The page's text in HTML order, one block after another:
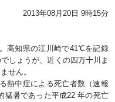
2013年08月20日 9時15分
高知県の江川崎で41℃を記録
しょうが、近くの四万十川ま
せん。
熱中症による死亡者数（速報
猛暑であった平成22 年の死亡